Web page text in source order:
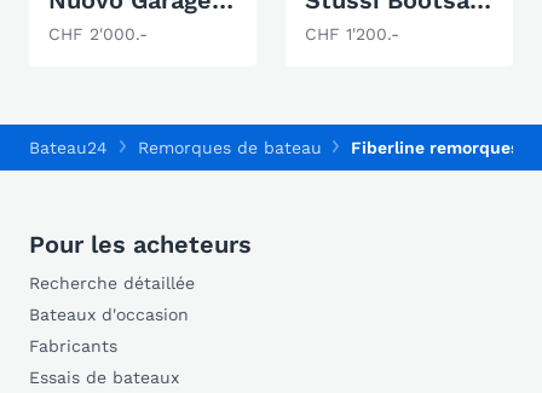
CHF 2'000.- CHF 1'200.-
Bateau24 Remorques de bateau Fiberline remorques
Pour les acheteurs
Recherche détaillée
Bateaux d'occasion
Fabricants
Essais de bateaux